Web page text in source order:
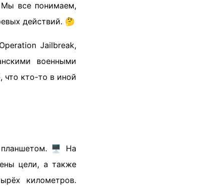
Мы все понимаем,
действий. 🤔
Jailbreak,
военными
что кто-то в иной
планшетом. 🖥️ На
цели, а также
километров.